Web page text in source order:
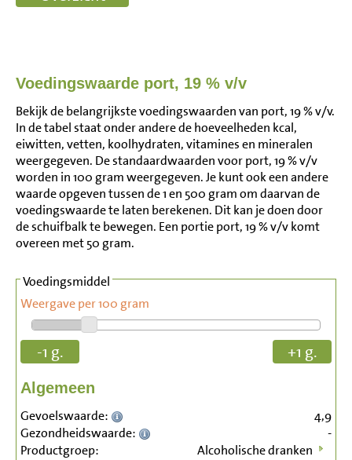
Voedingswaarde port, 19 % v/v
Bekijk de belangrijkste voedingswaarden van port, 19 % v/v.
In de tabel staat onder andere de hoeveelheden kcal,
eiwitten, vetten, koolhydraten, vitamines en mineralen
weergegeven. De standaardwaarden voor port, 19 % v/v
worden in 100 gram weergegeven. Je kunt ook een andere
waarde opgeven tussen de 1 en 500 gram om daarvan de
voedingswaarde te laten berekenen. Dit kan je doen door
de schuifbalk te bewegen. Een portie port, 19 % v/v komt
overeen met 50 gram.
Voedingsmiddel
Weergave per 100 gram
-1 g. +1 g.
Algemeen
Gevoelswaarde:
4,9
Gezondheidswaarde:
-
Productgroep:
Alcoholische dranken